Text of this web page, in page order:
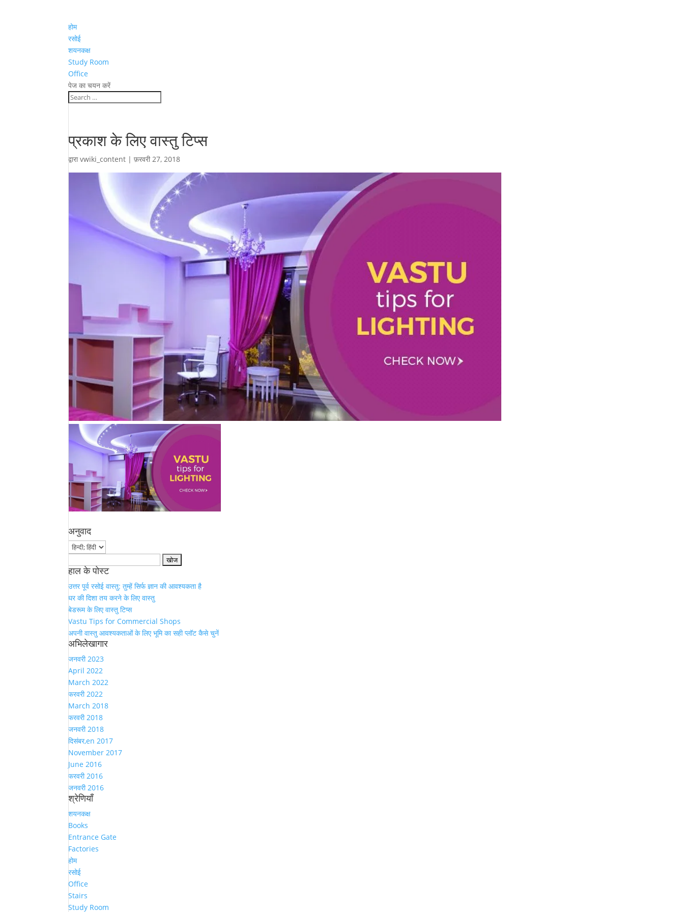
होम
रसोई
शयनकक्ष
Study Room
Office
पेज का चयन करें
प्रकाश के लिए वास्तु टिप्स
द्वाराvwiki_content |फ़रवरी 27, 2018
अनुवाद
for:
हाल के पोस्ट
उत्तर पूर्व रसोई वास्तु: तुम्हें सिर्फ ज्ञान की आवश्यकता है
घर की दिशा तय करने के लिए वास्तु
बेडरूम के लिए वास्तु टिप्स
Vastu Tips for Commercial Shops
अपनी वास्तु आवश्यकताओं के लिए भूमि का सही प्लॉट कैसे चुनें
अभिलेखागार
जनवरी 2023
April 2022
March 2022
फरवरी 2022
March 2018
फरवरी 2018
जनवरी 2018
दिसंबर,en 2017
November 2017
June 2016
फरवरी 2016
जनवरी 2016
श्रेणियाँ
शयनकक्ष
Books
Entrance Gate
Factories
होम
रसोई
Office
Stairs
Study Room